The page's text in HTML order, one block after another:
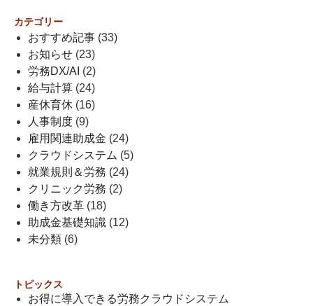
カテゴリー
おすすめ記事 (33)
お知らせ (23)
労務DX/AI (2)
給与計算 (24)
産休育休 (16)
人事制度 (9)
雇用関連助成金 (24)
クラウドシステム (5)
就業規則＆労務 (24)
クリニック労務 (2)
働き方改革 (18)
助成金基礎知識 (12)
未分類 (6)
トピックス
お得に導入できる労務クラウドシステム